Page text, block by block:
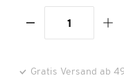
Gratis Versand ab